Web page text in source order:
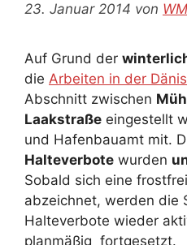
23. Januar 2014 von
Auf Grund der
die Arbeiten in der
Abschnitt zwischen
Laakstraße eingestellt
und Hafenbauamt mit.
Halteverbote wurden
Sobald sich eine
abzeichnet, werden die
Halteverbote wieder
planmäßig fortgesetzt.